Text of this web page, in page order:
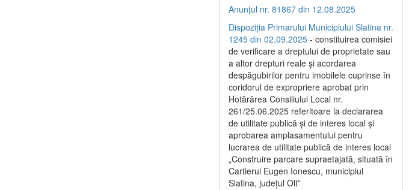
Anunțul nr. 81867 din 12.08.2025
Dispoziția Primarului Municipiului Slatina nr.
1245 din 02.09.2025 - constituirea comisiei
de verificare a dreptului de proprietate sau
a altor drepturi reale și acordarea
despăgubirilor pentru imobilele cuprinse în
coridorul de expropriere aprobat prin
Hotărârea Consiliului Local nr.
261/25.06.2025 referitoare la declararea
de utilitate publică și de interes local și
aprobarea amplasamentului pentru
lucrarea de utilitate publică de interes local
„Construire parcare supraetajată, situată în
Cartierul Eugen Ionescu, municipiul
Slatina, județul Olt”